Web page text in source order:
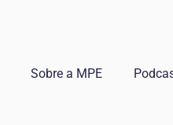
Sobre a MPE